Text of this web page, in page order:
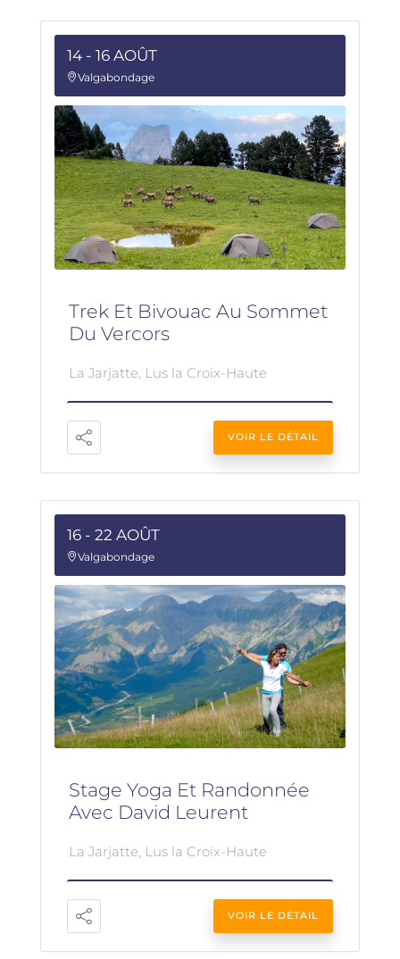
14 - 16 AOÛT
Valgabondage
Trek Et Bivouac Au Sommet
Du Vercors
La Jarjatte, Lus la Croix-Haute
VOIR LE DÉTAIL
16 - 22 AOÛT
Valgabondage
Stage Yoga Et Randonnée
Avec David Leurent
La Jarjatte, Lus la Croix-Haute
VOIR LE DÉTAIL